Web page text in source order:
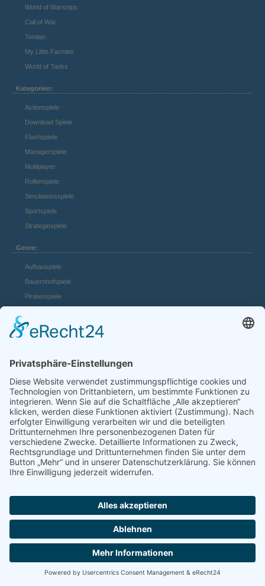
World of Warships
Call of War
Tentlan
My Little Farmies
World of Tanks
Kategorien:
Actionspiele
Download Spiele
Flashspiele
Managerspiele
Multiplayer
Rollenspiele
Simulationsspiele
Sportspiele
Strategiespiele
Genre:
Aufbauspiele
Bauernhofspiele
Piratenspiele
Mädchenspiele
Panzerspiele
Tierspiele
Weltraumspiele
Links:
Game Server mieten
FAQ und Hilfe
Spiele Payments
browserspiele.fm
© 2004 - 2026 byspiele.seekXL.de-Impressum und Addons-Datenschutz
Diese Website verwendet Cookies. Wenn Sie weiter auf dieser Seite
navigieren, stimmen Sie hier der Verwendung von Cookies zu.
Datenschutzerklärung